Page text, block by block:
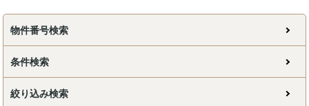
物件番号検索
条件検索
絞り込み検索